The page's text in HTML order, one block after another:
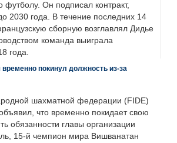
Он подписал контракт,
2030 года. В течение последних 14
сборную возглавлял Дидье
команда выиграла
года.
временно покинул должность из-за
шахматной федерации (FIDE)
что временно покидает свою
обязанности главы организации
15-й чемпион мира Вишванатан